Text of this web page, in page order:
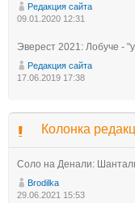
Редакция сайта
09.01.2020 12:31
Эверест 2021: Лобуче -
Редакция сайта
17.06.2019 17:38
Колонка
Соло на Денали:
Brodilka
29.06.2021 15:53